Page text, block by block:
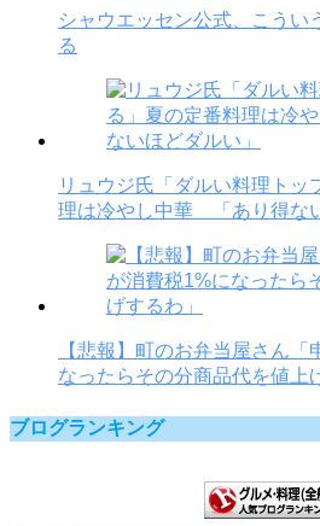
シャウエッセン公式、こうい
る
リュウジ氏「ダルい料理トッ
理は冷やし中華 「あり得な
【悲報】町のお弁当屋さん
なったらその分商品代を値上
ブログランキング